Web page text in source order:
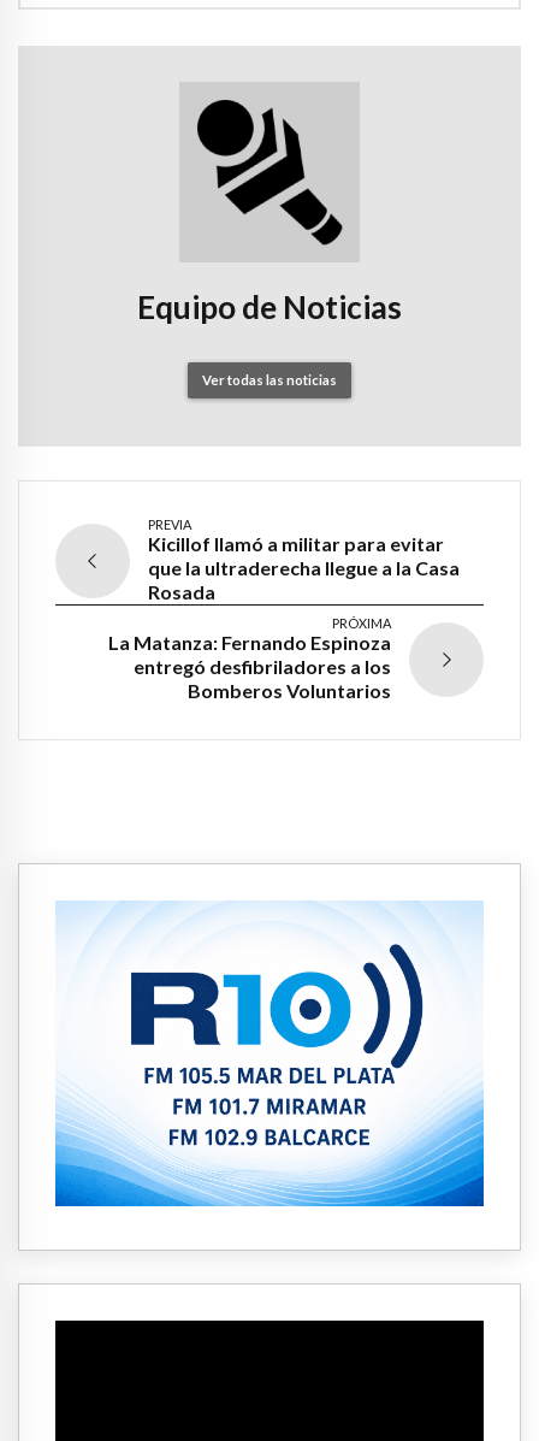
Equipo de Noticias
Ver todas las noticias
PREVIA
Kicillof llamó a militar para evitar
que la ultraderecha llegue a la Casa
Rosada
PRÓXIMA
La Matanza: Fernando Espinoza
entregó desfibriladores a los
Bomberos Voluntarios